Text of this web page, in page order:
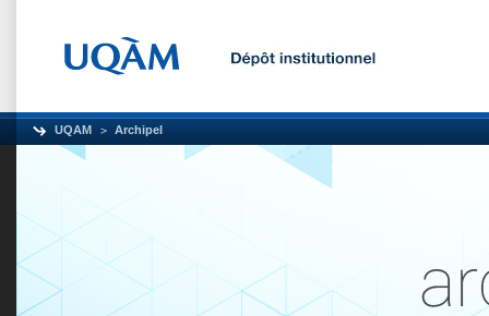
UQAM Archipel